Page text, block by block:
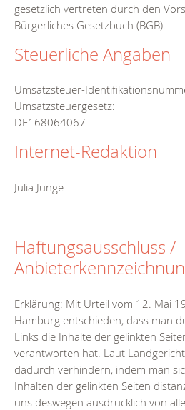
gesetzlich vertreten durch den
Bürgerliches Gesetzbuch (BGB).
Steuerliche Angaben
Umsatzsteuer-
Umsatzsteuergesetz:
DE168064067
Internet-Redaktion
Julia Junge
Haftungsausschluss /
Erklärung: Mit Urteil vom 12. Mai
Hamburg entschieden, dass man
Links die Inhalte der gelinkten
verantworten hat. Laut
dadurch verhindern, indem man
Inhalten der gelinkten Seiten
uns deswegen ausdrücklich von